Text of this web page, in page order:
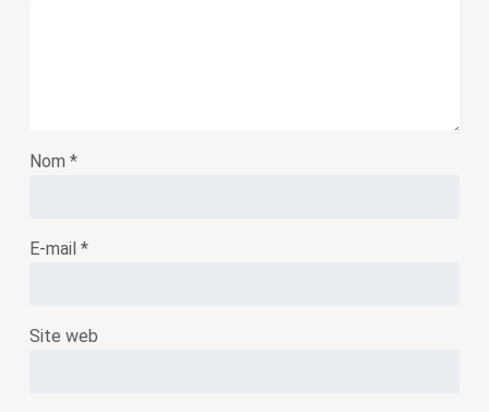
Nom *
E-mail *
Site web